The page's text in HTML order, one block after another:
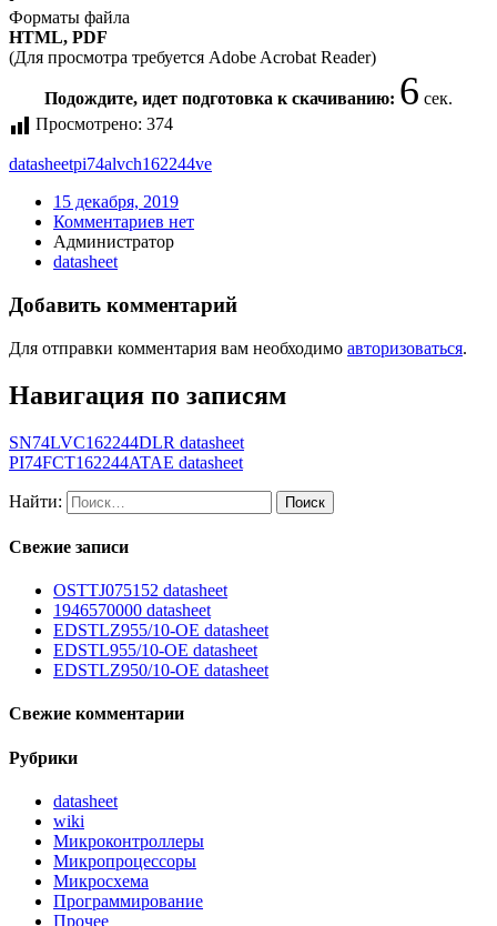
Форматы файла
HTML, PDF
(Для просмотра требуется Adobe Acrobat Reader)
Подождите, идет подготовка к скачиванию: 5 сек.
Просмотрено: 374
datasheetpi74alvch162244ve
15 декабря, 2019
Комментариев нет
Администратор
datasheet
Добавить комментарий
Для отправки комментария вам необходимо авторизоваться.
Навигация по записям
SN74LVC162244DLR datasheet
PI74FCT162244ATAE datasheet
Найти:
Свежие записи
OSTTJ075152 datasheet
1946570000 datasheet
EDSTLZ955/10-OE datasheet
EDSTL955/10-OE datasheet
EDSTLZ950/10-OE datasheet
Свежие комментарии
Рубрики
datasheet
wiki
Микроконтроллеры
Микропроцессоры
Микросхема
Программирование
Прочее